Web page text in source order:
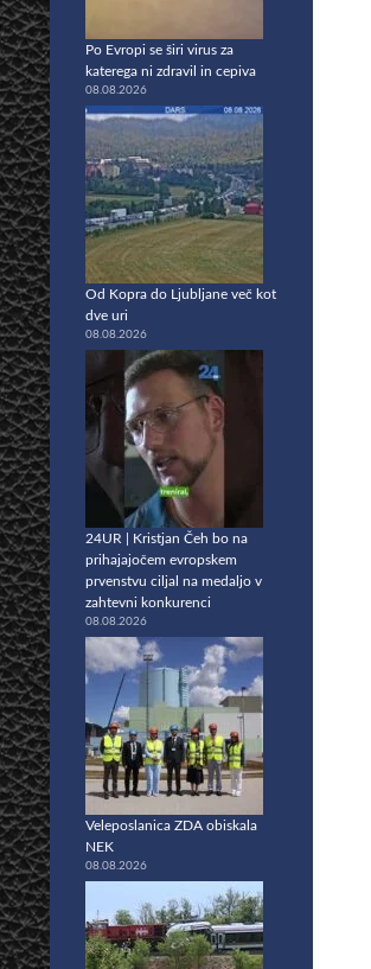
Po Evropi se širi virus za
katerega ni zdravil in cepiva
08.08.2026
Od Kopra do Ljubljane več kot
dve uri
08.08.2026
24UR | Kristjan Čeh bo na
prihajajočem evropskem
prvenstvu ciljal na medaljo v
zahtevni konkurenci
08.08.2026
Veleposlanica ZDA obiskala
NEK
08.08.2026